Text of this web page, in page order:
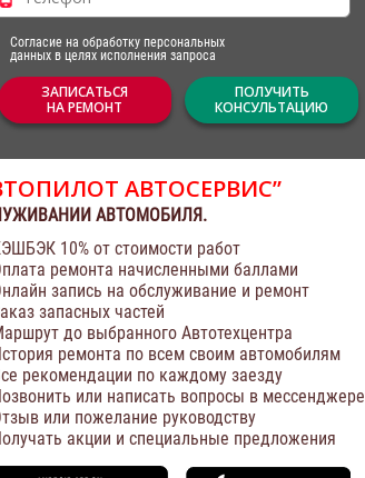
Согласие на обработку персональных
данных в целях исполнения запроса
ЗАПИСАТЬСЯ
НА РЕМОНТ
ПОЛУЧИТЬ
КОНСУЛЬТАЦИЮ
АВТОСЕРВИС”
АВТОМОБИЛЯ.
10% от стоимости работ
ремонта начисленными баллами
запись на обслуживание и ремонт
запасных частей
до выбранного Автотехцентра
ремонта по всем своим автомобилям
рекомендации по каждому заезду
или написать вопросы в мессенджере
или пожелание руководству
акции и специальные предложения